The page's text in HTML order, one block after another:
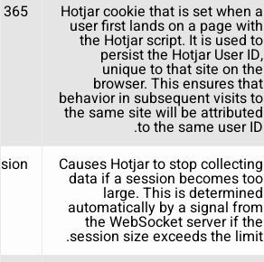
Hotjar cookie that is set when a
user first lands on a page with
the Hotjar script. It is used to
persist the Hotjar User ID,
unique to that site on the
browser. This ensures that
behavior in subsequent visits to
the same site will be attributed
to the same user ID.
365 days
Causes Hotjar to stop collecting
data if a session becomes too
large. This is determined
automatically by a signal from
the WebSocket server if the
session size exceeds the limit.